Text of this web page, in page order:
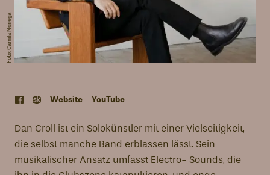
Foto: Camila Noriega
Website YouTube
Dan Croll ist ein Solokünstler mit einer Vielseitigkeit,
die selbst manche Band erblassen lässt. Sein
musikalischer Ansatz umfasst Electro- Sounds, die